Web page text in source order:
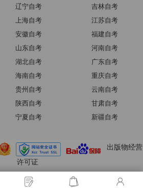
辽宁自考
吉林自考
上海自考
江苏自考
安徽自考
福建自考
山东自考
河南自考
湖北自考
广东自考
海南自考
重庆自考
贵州自考
云南自考
陕西自考
甘肃自考
宁夏自考
新疆自考
出版物经营
许可证